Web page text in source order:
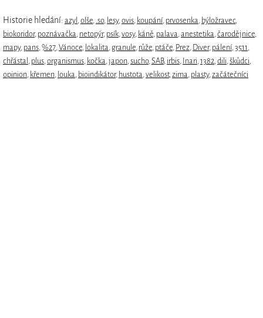
Historie hledání: azyl ,olše, .so, lesy,ovis, koupání, prvosenka, býložravec,
biokoridor, poznávačka, netopýr, psík,vosy, káně, palava,anestetika,čarodějnice,
mapy, pans,%27,Vánoce, lokalita, granule, růže, ptáče, Prez, Diver, pálení,3511 ,
chřástal , plus,organismus, kočka,japon,sucho,SAB, irbis, Inari,1382,dili,škůdci,
opinion, křemen, louka, bioindikátor, hustota,velikost,zima, plasty,začátečníci